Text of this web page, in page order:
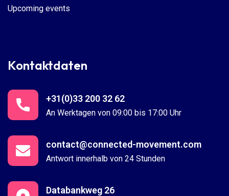
Upcoming events
Kontaktdaten
An Werktagen von 09:00 bis 17:00 Uhr
+31(0)33 200 32 62
Antwort innerhalb von 24 Stunden
contact@connected-movement.com
Databankweg 26